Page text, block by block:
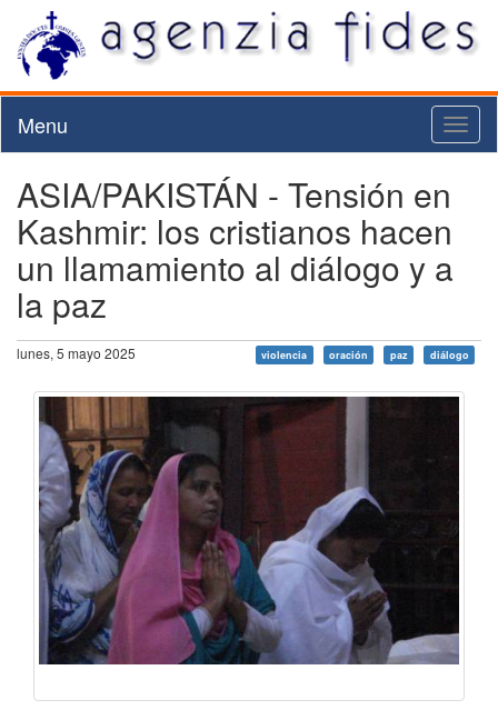
Menu
ASIA/PAKISTÁN - Tensión en
Kashmir: los cristianos hacen
un llamamiento al diálogo y a
la paz
lunes, 5 mayo 2025 violencia oración paz diálogo